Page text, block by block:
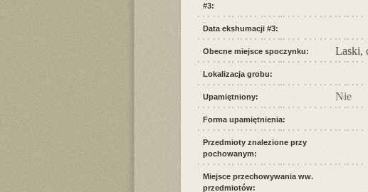
#3:
Data ekshumacji #3:
Obecne miejsce spoczynku: Laski,
Lokalizacja grobu:
Upamiętniony: Nie
Forma upamiętnienia:
Przedmioty znalezione przy
pochowanym:
Miejsce przechowywania ww.
przedmiotów: